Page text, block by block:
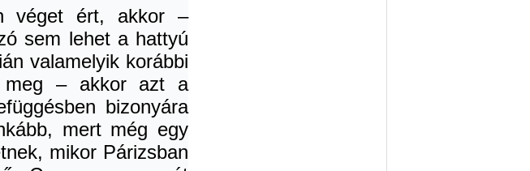
véget ért, akkor –
sem lehet a hattyú
valamelyik korábbi
meg – akkor azt a
bizonyára
mert még egy
mikor Párizsban